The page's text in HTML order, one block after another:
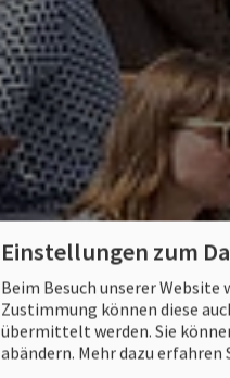
Einstellungen zum
Beim Besuch unserer
Zustimmung können diese
übermittelt werden. Sie
abändern. Mehr dazu erfahren